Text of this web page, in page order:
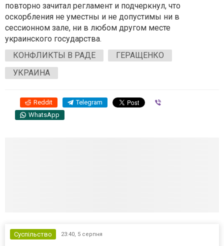
повторно зачитал регламент и подчеркнул, что
оскорбления не уместны и не допустимы ни в
сессионном зале, ни в любом другом месте
украинского государства.
КОНФЛИКТЫ В РАДЕ
ГЕРАЩЕНКО
УКРАИНА
Reddit Telegram
WhatsApp
Суспільство 23:40, 5 серпня